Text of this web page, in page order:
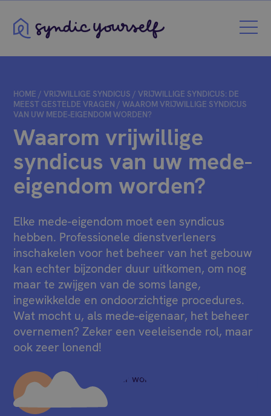
Syndic Yourself
HOME /VRIJWILLIGE SYNDICUS /VRIJWILLIGE SYNDICUS: DE
MEEST GESTELDE VRAGEN /WAAROM VRIJWILLIGE SYNDICUS
VAN UW MEDE-EIGENDOM WORDEN?
Waarom vrijwillige
syndicus van uw mede-
eigendom worden?
Elke mede-eigendom moet een syndicus
hebben. Professionele dienstverleners
inschakelen voor het beheer van het gebouw
kan echter bijzonder duur uitkomen, om nog
maar te zwijgen van de soms lange,
ingewikkelde en ondoorzichtige procedures.
Wat mocht u, als mede-eigenaar, het beheer
overnemen? Zeker een veeleisende rol, maar
ook zeer lonend!